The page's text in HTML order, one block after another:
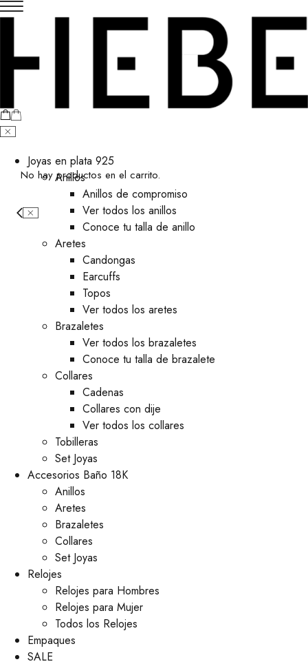
No hay productos en el carrito.
Joyas en plata 925
Anillos
Anillos de compromiso
Ver todos los anillos
Conoce tu talla de anillo
Aretes
⁠Candongas
Earcuffs
Topos
Ver todos los aretes
Brazaletes
Ver todos los brazaletes
Conoce tu talla de brazalete
Collares
Cadenas
Collares con dije
Ver todos los collares
Tobilleras
Set Joyas
Accesorios Baño 18K
Anillos
Aretes
Brazaletes
Collares
Set Joyas
Relojes
Relojes para Hombres
Relojes para Mujer
Todos los Relojes
Empaques
SALE